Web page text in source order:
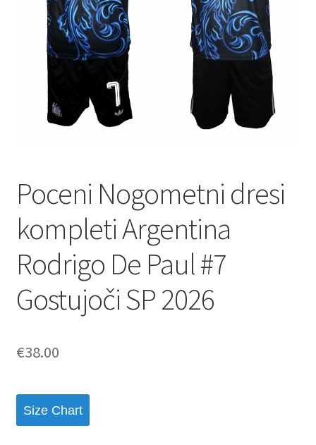
Poceni Nogometni dresi
kompleti Argentina
Rodrigo De Paul #7
Gostujoči SP 2026
€38.00
Size Chart